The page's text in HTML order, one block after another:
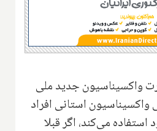
واکسیناسیون جدید ملی
واکسیناسیون استانی افراد
می‌کند، اگر قبلا